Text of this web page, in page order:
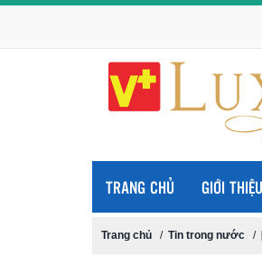
TRANG CHỦ GIỚI THIỆU
Trang chủ / Tin trong nước /